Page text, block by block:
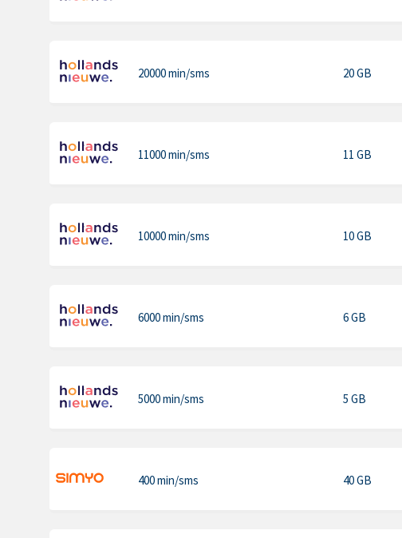
20000 min/sms 20 GB
11000 min/sms 11 GB
10000 min/sms 10 GB
6000 min/sms 6 GB
5000 min/sms 5 GB
400 min/sms 40 GB